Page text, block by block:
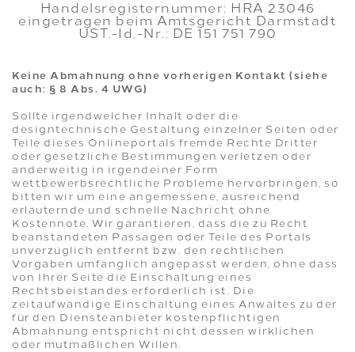
Handelsregisternummer: HRA 23046
eingetragen beim Amtsgericht Darmstadt
UST.-Id.-Nr.: DE 151 751 790
Keine Abmahnung ohne vorherigen Kontakt (siehe
auch: § 8 Abs. 4 UWG)
Sollte irgendwelcher Inhalt oder die
designtechnische Gestaltung einzelner Seiten oder
Teile dieses Onlineportals fremde Rechte Dritter
oder gesetzliche Bestimmungen verletzen oder
anderweitig in irgendeiner Form
wettbewerbsrechtliche Probleme hervorbringen, so
bitten wir um eine angemessene, ausreichend
erläuternde und schnelle Nachricht ohne
Kostennote. Wir garantieren, dass die zu Recht
beanstandeten Passagen oder Teile des Portals
unverzüglich entfernt bzw. den rechtlichen
Vorgaben umfänglich angepasst werden, ohne dass
von Ihrer Seite die Einschaltung eines
Rechtsbeistandes erforderlich ist. Die
zeitaufwändige Einschaltung eines Anwaltes zu der
für den Diensteanbieter kostenpflichtigen
Abmahnung entspricht nicht dessen wirklichen
oder mutmaßlichen Willen.